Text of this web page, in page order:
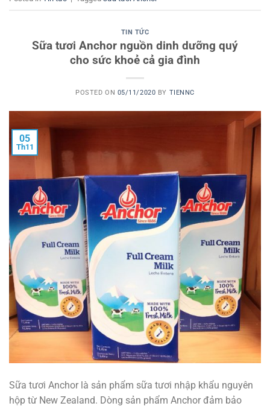
TIN TỨC
Sữa tươi Anchor nguồn dinh dưỡng quý
cho sức khoẻ cả gia đình
POSTED ON 05/11/2020 BY TIENNC
05
Th11
Sữa tươi Anchor là sản phẩm sữa tươi nhập khẩu nguyên
hộp từ New Zealand. Dòng sản phẩm Anchor đảm bảo